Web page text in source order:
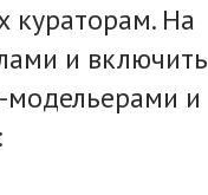
кураторам. На
и включить
и